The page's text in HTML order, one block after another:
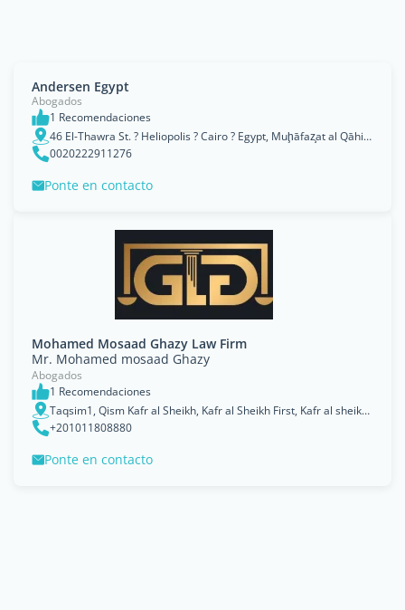
Andersen Egypt
Abogados
1 Recomendaciones
46 El-Thawra St. ? Heliopolis ? Cairo ? Egypt, Muḩāfaz̧at al Qāhirah
0020222911276
Ponte en contacto
Mohamed Mosaad Ghazy Law Firm
Mr. Mohamed mosaad Ghazy
Abogados
1 Recomendaciones
Taqsim1, Qism Kafr al Sheikh, Kafr al Sheikh First, Kafr al sheikh governorate, Egypt, Kafr ash Shaykh
+201011808880
Ponte en contacto